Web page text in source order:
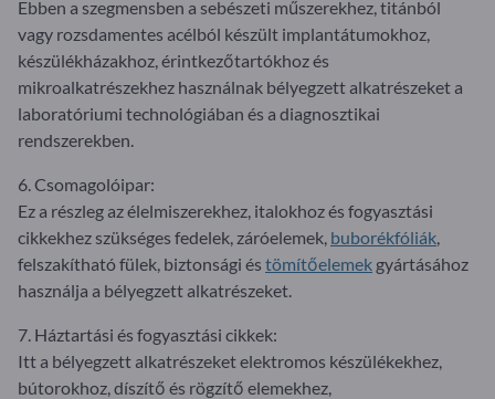
Ebben a szegmensben a sebészeti műszerekhez, titánból
vagy rozsdamentes acélból készült implantátumokhoz,
készülékházakhoz, érintkezőtartókhoz és
mikroalkatrészekhez használnak bélyegzett alkatrészeket a
laboratóriumi technológiában és a diagnosztikai
rendszerekben.
6. Csomagolóipar:
Ez a részleg az élelmiszerekhez, italokhoz és fogyasztási
cikkekhez szükséges fedelek, záróelemek, buborékfóliák,
felszakítható fülek, biztonsági és tömítőelemek gyártásához
használja a bélyegzett alkatrészeket.
7. Háztartási és fogyasztási cikkek:
Itt a bélyegzett alkatrészeket elektromos készülékekhez,
bútorokhoz, díszítő és rögzítő elemekhez,